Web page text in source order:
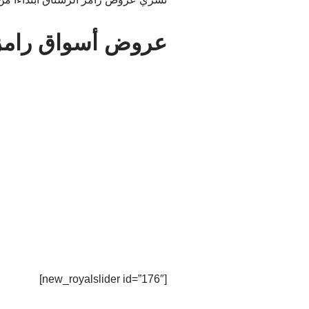
عروض أسواق
[new_royalslider id=”176″]